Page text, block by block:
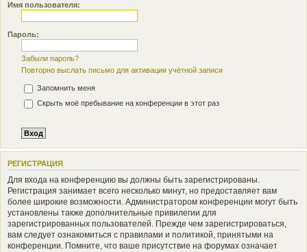
Имя пользователя:
Пароль:
Забыли пароль?
Повторно выслать письмо для активации учётной записи
Запомнить меня
Скрыть моё пребывание на конференции в этот раз
РЕГИСТРАЦИЯ
Для входа на конференцию вы должны быть зарегистрированы.
Регистрация занимает всего несколько минут, но предоставляет вам
более широкие возможности. Администратором конференции могут быть
установлены также дополнительные привилегии для
зарегистрированных пользователей. Прежде чем зарегистрироваться,
вам следует ознакомиться с правилами и политикой, принятыми на
конференции. Помните, что ваше присутствие на форумах означает